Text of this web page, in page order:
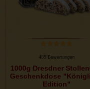
485 Bewertungen
1000g Dresdner
Geschenkdose
Edition"